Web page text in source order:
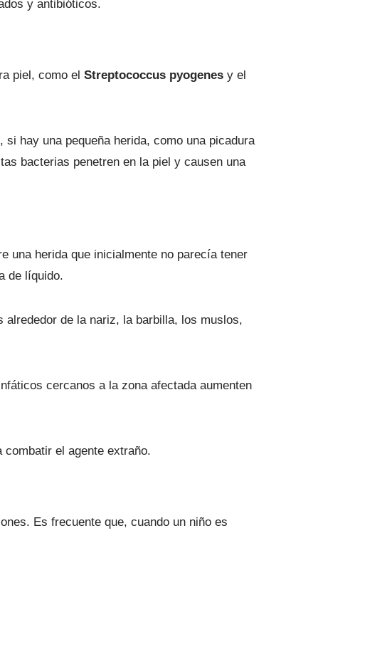
y antibióticos.
piel, como el Streptococcus pyogenes y el
hay una pequeña herida, como una picadura
bacterias penetren en la piel y causen una
una herida que inicialmente no parecía tener
de líquido.
alrededor de la nariz, la barbilla, los muslos,
cercanos a la zona afectada aumenten
el agente extraño.
Es frecuente que, cuando un niño es